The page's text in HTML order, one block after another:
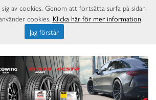
sig av cookies. Genom att fortsätta surfa på sidan
cookies. Klicka här för mer information.
Jag förstår